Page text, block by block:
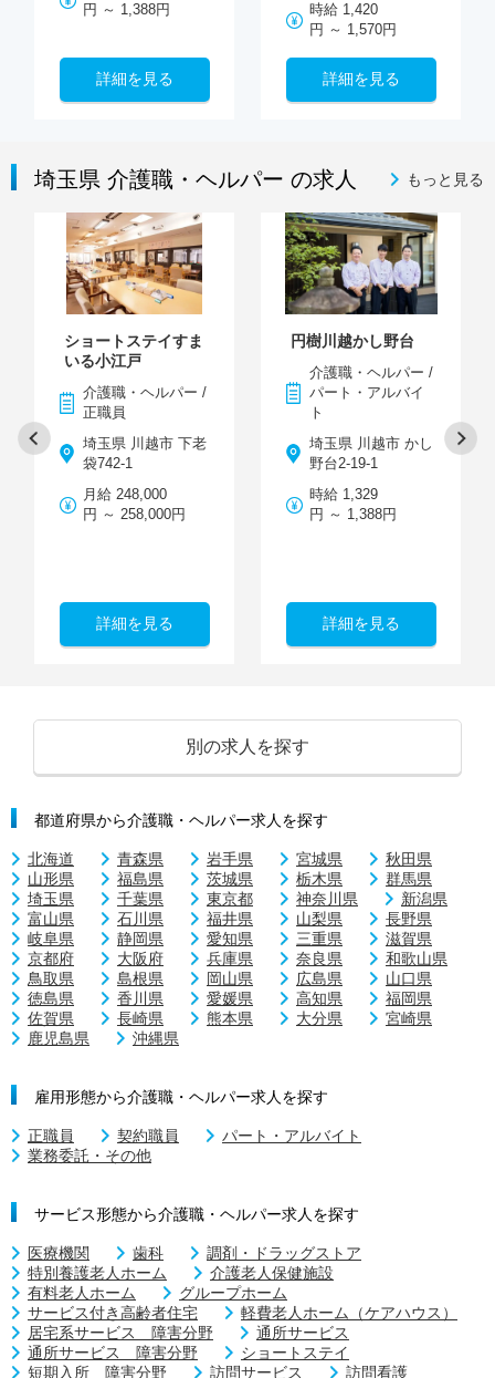
円 ～ 1,388円
詳細を見る
時給 1,420
円 ～ 1,570円
詳細を見る
埼玉県 介護職・ヘルパー の求人 もっと見る
ショートステイすま
いる小江戸
介護職・ヘルパー /
正職員
埼玉県 川越市 下老
袋742-1
月給 248,000
円 ～ 258,000円
詳細を見る
円樹川越かし野台
介護職・ヘルパー /
パート・アルバイ
ト
埼玉県 川越市 かし
野台2-19-1
時給 1,329
円 ～ 1,388円
詳細を見る
別の求人を探す
都道府県から介護職・ヘルパー求人を探す
北海道 青森県 岩手県 宮城県
秋田県
山形県
福島県 茨城県 栃木県
群馬県
埼玉県
千葉県 東京都 神奈川県
新潟県
富山県
石川県 福井県 山梨県
長野県
岐阜県
静岡県 愛知県 三重県
滋賀県
京都府
大阪府 兵庫県 奈良県
和歌山県
鳥取県
島根県 岡山県 広島県
山口県
徳島県
香川県 愛媛県 高知県
福岡県
佐賀県
長崎県 熊本県 大分県
宮崎県
鹿児島県
沖縄県
雇用形態から介護職・ヘルパー求人を探す
正職員 契約職員
パート・アルバイト
業務委託・その他
サービス形態から介護職・ヘルパー求人を探す
医療機関 歯科
調剤・ドラッグストア
特別養護老人ホーム
介護老人保健施設
有料老人ホーム
グループホーム
サービス付き高齢者住宅
軽費老人ホーム（ケアハウス）
居宅系サービス 障害分野
通所サービス
通所サービス 障害分野
ショートステイ
短期入所 障害分野
訪問サービス
訪問看護